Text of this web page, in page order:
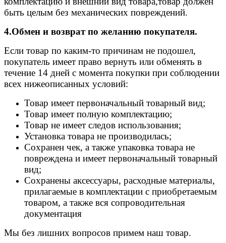
быть целым без механических повреждений.
4.Обмен и возврат по желанию покупателя.
Если товар по каким-то причинам не подошел,
покупатель имеет право вернуть или обменять в
течение 14 дней с момента покупки при соблюдении
всех нижеописанных условий:
Товар имеет первоначальный товарный вид;
Товар имеет полную комплектацию;
Товар не имеет следов использования;
Установка товара не производилась;
Сохранен чек, а также упаковка товара не
повреждена и имеет первоначальный товарный
вид;
Сохранены аксессуары, расходные материалы,
прилагаемые в комплектации с приобретаемым
товаром, а также вся сопроводительная
документация
Мы без лишних вопросов примем наш товар.